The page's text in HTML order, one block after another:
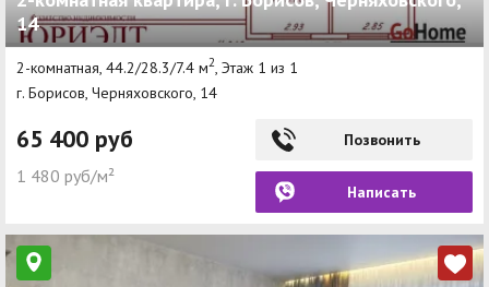
Другие разделы
Новости
Ремонт квартир
Способы оплаты
14
2-комнатная, 44.2/28.3/7.4 м2 , Этаж 1 из 1
г. Борисов, Черняховского, 14
65 400 руб
1 480 руб/м²
Позвонить
Написать